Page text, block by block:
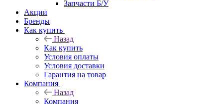
Запчасти Б/У
Акции
Бренды
Как купить
Назад
Как купить
Условия оплаты
Условия доставки
Гарантия на товар
Компания
Назад
Компания